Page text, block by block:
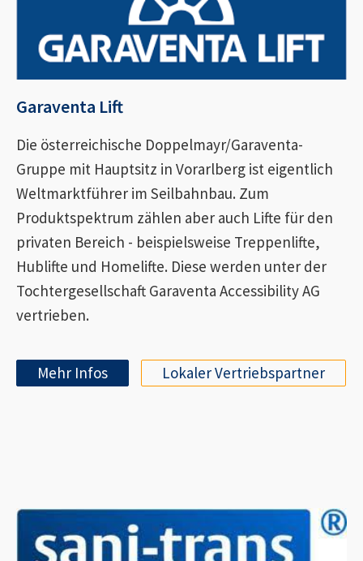
Garaventa Lift
Die österreichische Doppelmayr/Garaventa-
Gruppe mit Hauptsitz in Vorarlberg ist eigentlich
Weltmarktführer im Seilbahnbau. Zum
Produktspektrum zählen aber auch Lifte für den
privaten Bereich - beispielsweise Treppenlifte,
Hublifte und Homelifte. Diese werden unter der
Tochtergesellschaft Garaventa Accessibility AG
vertrieben.
Mehr Infos Lokaler Vertriebspartner